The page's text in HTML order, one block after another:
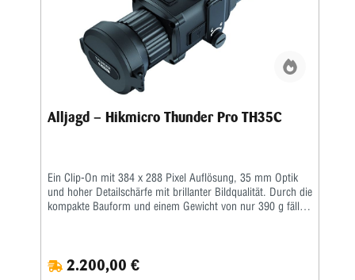
Alljagd – Hikmicro Thunder Pro TH35C
Ein Clip-On mit 384 x 288 Pixel Auflösung, 35 mm Optik
und hoher Detailschärfe mit brillanter Bildqualität. Durch die
kompakte Bauform und einem Gewicht von nur 390 g fällt
TH35C verfügt über integrierte Aufnahmemöglichkeiten von
2.200,00 €